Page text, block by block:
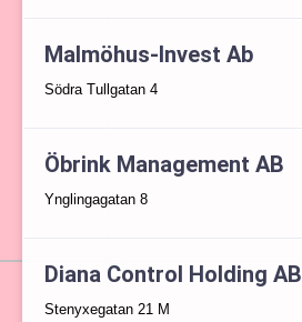
Malmöhus-Invest Ab
Södra Tullgatan 4
Öbrink Management AB
Ynglingagatan 8
Diana Control Holding AB
Stenyxegatan 21 M